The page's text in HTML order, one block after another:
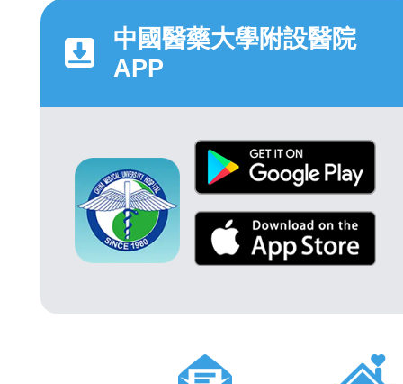
中國醫藥大學附設醫院
APP